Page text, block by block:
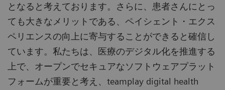
となると考えております。さらに、患者さんにとっ
ても大きなメリットである、ペイシェント・エクス
ペリエンスの向上に寄与することができると確信し
ています。私たちは、医療のデジタル化を推進する
上で、オープンでセキュアなソフトウェアプラット
フォームが重要と考え、teamplay digital health